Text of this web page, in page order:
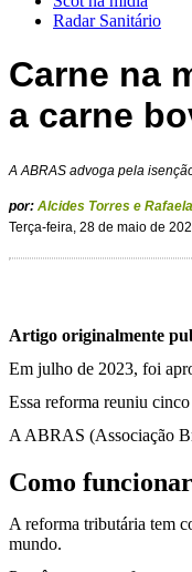
Radar Sanitário
Carne na
a carne
A ABRAS advoga pela
por: Alcides Torres e
Terça-feira, 28 de maio de
Artigo originalmente
Em julho de 2023, foi
Essa reforma reuniu
A ABRAS (Associação
Como
A reforma tributária tem
mundo.